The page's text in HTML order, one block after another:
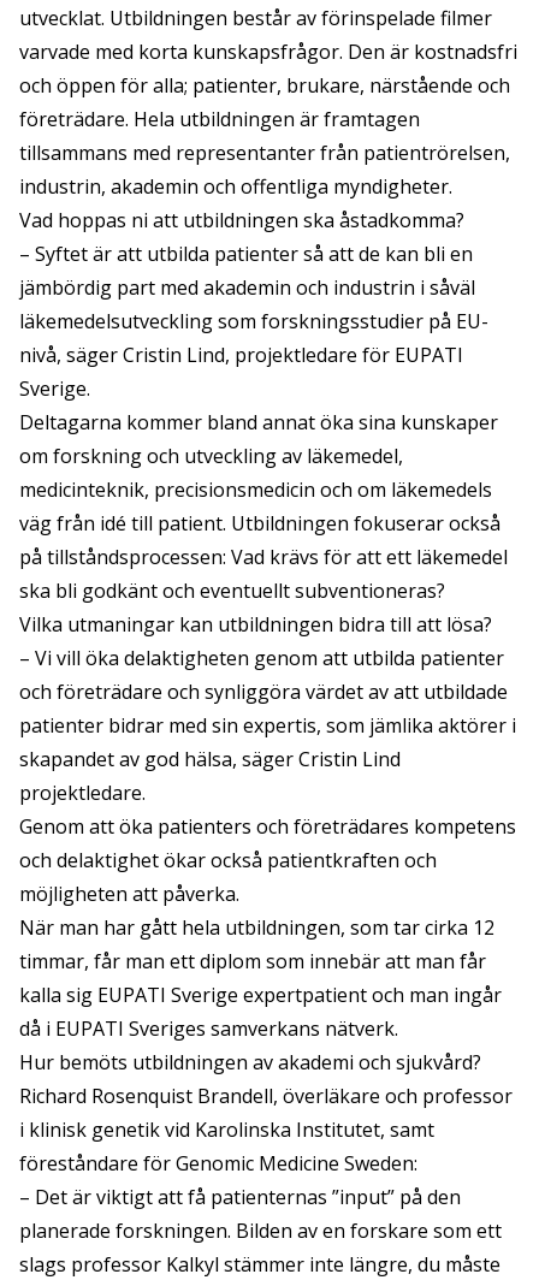
utvecklat. Utbildningen består av förinspelade filmer
varvade med korta kunskapsfrågor. Den är kostnadsfri
och öppen för alla; patienter, brukare, närstående och
företrädare. Hela utbildningen är framtagen
tillsammans med representanter från patientrörelsen,
industrin, akademin och offentliga myndigheter.
Vad hoppas ni att utbildningen ska åstadkomma?
– Syftet är att utbilda patienter så att de kan bli en
jämbördig part med akademin och industrin i såväl
läkemedelsutveckling som forskningsstudier på EU-
nivå, säger Cristin Lind, projektledare för EUPATI
Sverige.
Deltagarna kommer bland annat öka sina kunskaper
om forskning och utveckling av läkemedel,
medicinteknik, precisionsmedicin och om läkemedels
väg från idé till patient. Utbildningen fokuserar också
på tillståndsprocessen: Vad krävs för att ett läkemedel
ska bli godkänt och eventuellt subventioneras?
Vilka utmaningar kan utbildningen bidra till att lösa?
– Vi vill öka delaktigheten genom att utbilda patienter
och företrädare och synliggöra värdet av att utbildade
patienter bidrar med sin expertis, som jämlika aktörer i
skapandet av god hälsa, säger Cristin Lind
projektledare.
Genom att öka patienters och företrädares kompetens
och delaktighet ökar också patientkraften och
möjligheten att påverka.
När man har gått hela utbildningen, som tar cirka 12
timmar, får man ett diplom som innebär att man får
kalla sig EUPATI Sverige expertpatient och man ingår
då i EUPATI Sveriges samverkans nätverk.
Hur bemöts utbildningen av akademi och sjukvård?
Richard Rosenquist Brandell, överläkare och professor
i klinisk genetik vid Karolinska Institutet, samt
föreståndare för Genomic Medicine Sweden:
– Det är viktigt att få patienternas ”input” på den
planerade forskningen. Bilden av en forskare som ett
slags professor Kalkyl stämmer inte längre, du måste